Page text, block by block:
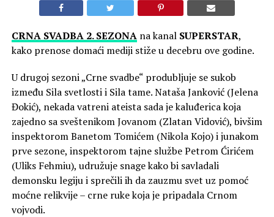
CRNA SVADBA 2. SEZONAna kanal SUPERSTAR,
kako prenose domaći mediji stiže u decebru ove godine.
U drugoj sezoni „Crne svadbe“ produbljuje se sukob
između Sila svetlosti i Sila tame. Nataša Janković (Jelena
Đokić), nekada vatreni ateista sada je kaluđerica koja
zajedno sa sveštenikom Jovanom (Zlatan Vidović), bivšim
inspektorom Banetom Tomićem (Nikola Kojo) i junakom
prve sezone, inspektorom tajne službe Petrom Ćirićem
(Uliks Fehmiu), udružuje snage kako bi savladali
demonsku legiju i sprečili ih da zauzmu svet uz pomoć
moćne relikvije – crne ruke koja je pripadala Crnom
vojvodi.